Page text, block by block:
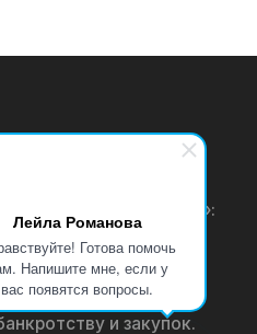
Лейла Романова
Готова помочь
Напишите мне, если у
вас появятся вопросы.
«АРББИТЛОТ»:
по продаже
лиц и
аукционах.
и закупок.